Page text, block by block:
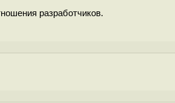
разработчиков.